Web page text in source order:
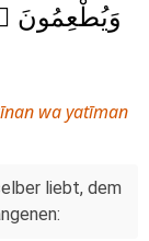
وَيُطْعِمُونَ
wa yatīman
liebt, dem